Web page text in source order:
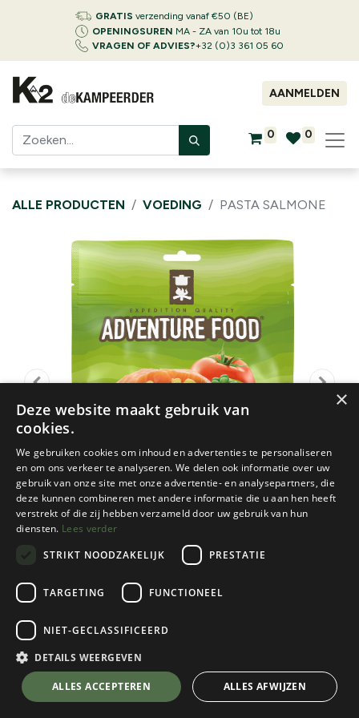
GRATIS verzending vanaf €50 (BE)
OPENINGSUREN MA - ZA van 10u tot 18u
VRAGEN OF ADVIES?+32 (0)3 361 05 60
AANMELDEN
0 0
ALLE PRODUCTEN VOEDING PASTA SALMONE
Adventure Food
Pasta Salmone
€ 7,95
💬 Stel je vraag over dit product via WhatsApp
×
Deze website maakt gebruik van
cookies.
We gebruiken cookies om inhoud en advertenties te personaliseren
en om ons verkeer te analyseren. We delen ook informatie over uw
gebruik van onze site met onze advertentie- en analysepartners, die
deze kunnen combineren met andere informatie die u aan hen heeft
verstrekt of die zij hebben verzameld door uw gebruik van hun
diensten. Lees verder
STRIKT NOODZAKELIJK
PRESTATIE
TARGETING FUNCTIONEEL
NIET-GECLASSIFICEERD
DETAILS WEERGEVEN
ALLES ACCEPTEREN ALLES AFWIJZEN